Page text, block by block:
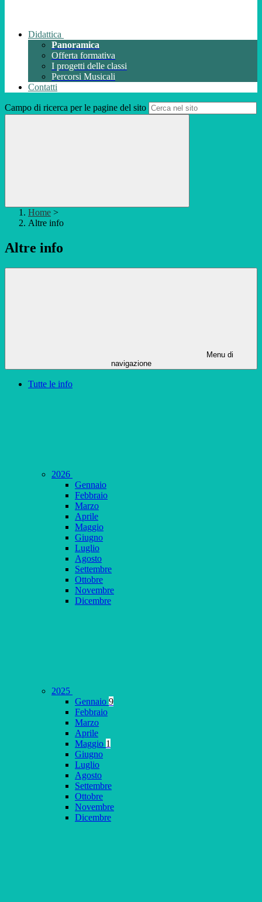
Didattica
Panoramica
Offerta formativa
I progetti delle classi
Percorsi Musicali
Contatti
Campo di ricerca per le pagine del sito
Home >
Altre info
Altre info
Menu di
navigazione
Tutte le info
2026
Gennaio
Febbraio
Marzo
Aprile
Maggio
Giugno
Luglio
Agosto
Settembre
Ottobre
Novembre
Dicembre
2025
Gennaio 9
Febbraio
Marzo
Aprile
Maggio 1
Giugno
Luglio
Agosto
Settembre
Ottobre
Novembre
Dicembre